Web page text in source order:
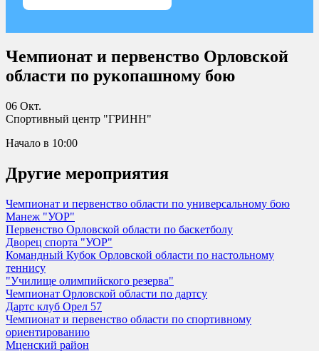
Чемпионат и первенство Орловской
области по рукопашному бою
06 Окт.
Спортивный центр "ГРИНН"
Начало в 10:00
Другие мероприятия
Чемпионат и первенство области по универсальному бою
Манеж "УОР"
Первенство Орловской области по баскетболу
Дворец спорта "УОР"
Командный Кубок Орловской области по настольному
теннису
"Училище олимпийского резерва"
Чемпионат Орловской области по дартсу
Дартс клуб Орел 57
Чемпионат и первенство области по спортивному
ориентированию
Мценский район